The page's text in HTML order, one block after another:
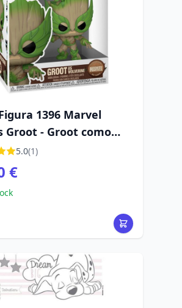
Figura 1396 Marvel
Groot - Groot como
5.0(1)
€